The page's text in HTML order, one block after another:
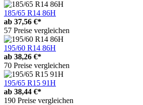
185/65 R14 86H
ab 37,56 €*
57 Preise vergleichen
195/60 R14 86H
ab 38,26 €*
70 Preise vergleichen
195/65 R15 91H
ab 38,44 €*
190 Preise vergleichen